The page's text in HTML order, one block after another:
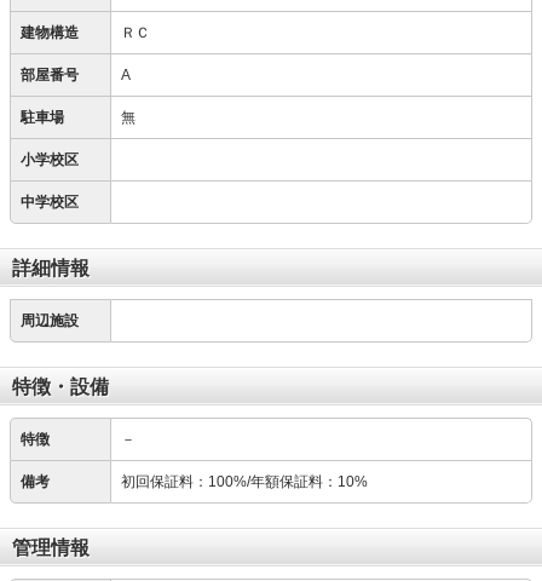
建物構造 ＲＣ
部屋番号 A
駐車場 無
小学校区
中学校区
詳細情報
周辺施設
特徴・設備
特徴 －
備考 初回保証料：100%/年額保証料：10%
管理情報